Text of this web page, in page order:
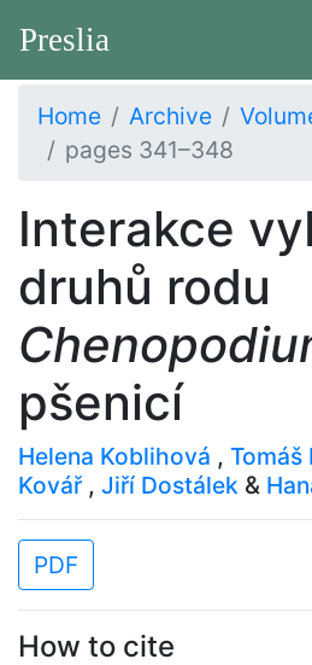
Preslia
Home Archive
pages 341–348
Interakce
druhů rodu
pšenicí
Helena Koblihová , Tomáš
Kovář , Jiří Dostálek &
PDF
How to cite